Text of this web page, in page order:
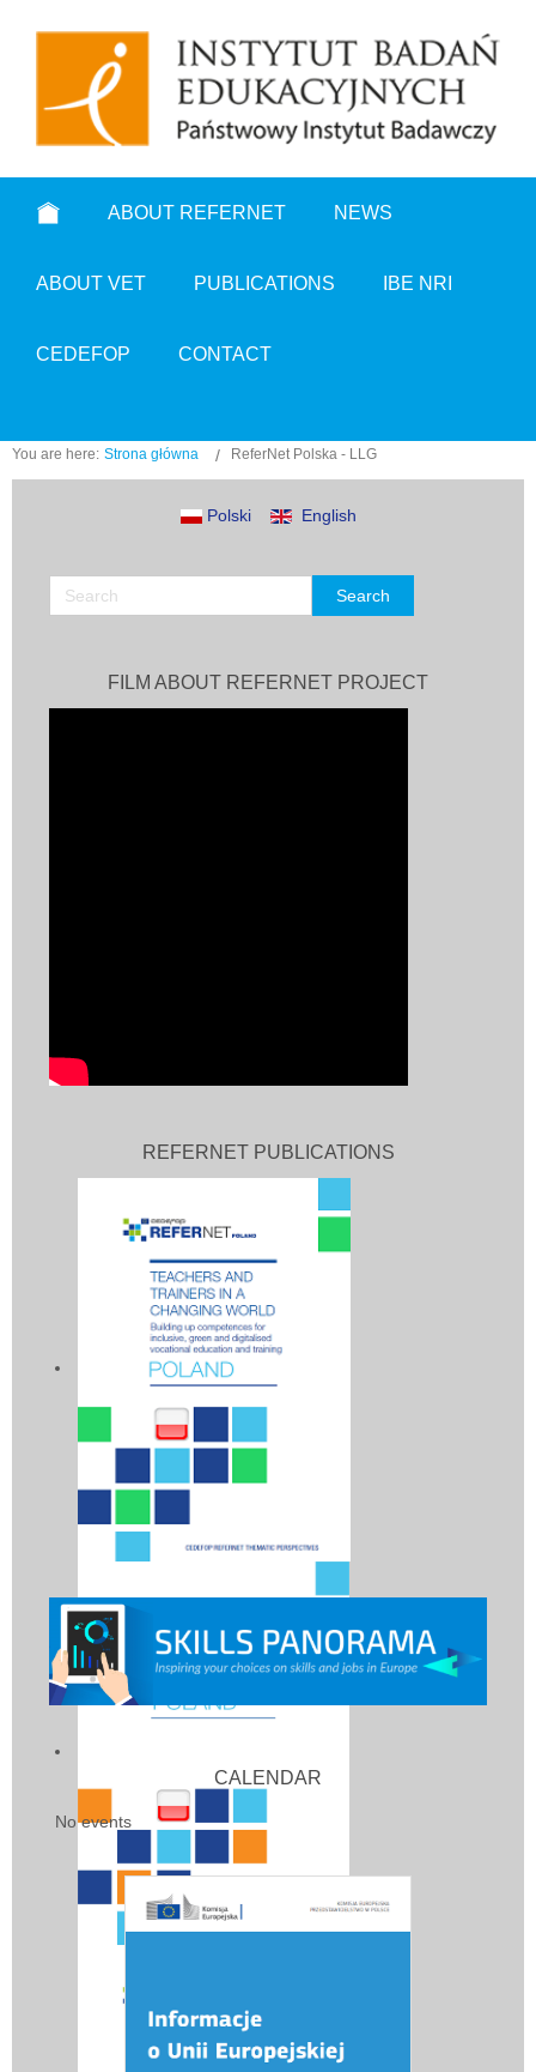
ABOUT REFERNET NEWS
ABOUT VET PUBLICATIONS IBE NRI
CEDEFOP CONTACT
You are here: Strona główna ReferNet Polska - LLG
Polski English
FILM ABOUT REFERNET PROJECT
REFERNET PUBLICATIONS
CALENDAR
No events